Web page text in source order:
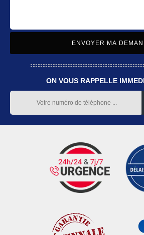
ON VOUS RAPPELLE